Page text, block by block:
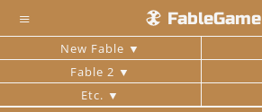
≡ FableGame
New Fable
Fable 2
Etc.